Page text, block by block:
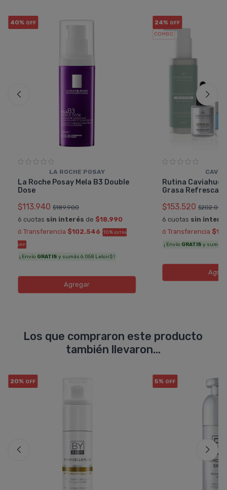
40% OFF
LA ROCHE POSAY
La Roche Posay Mela B3 Double
Dose
$113.940 $189.900
6 cuotas sin interés de $18.990
ó Transferencia $102.546 10% EXTRA
OFF
¡ Envío GRATIS y sumás 6.058 Leloir$ !
Agregar
24% OFF
COMBO
Rutina Caviahue
Grasa
$153.520 $202.000
6 cuotas sin
ó Transferencia
¡ Envío GRATIS y sumás
Los que compraron este producto
también llevaron...
20% OFF 5% OFF